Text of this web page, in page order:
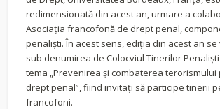
redimensionată din acest an, urmare a
Asociația francofonă de drept penal,
penaliști. În acest sens, ediția din acest an
sub denumirea de Colocviul Tinerilor
tema „Prevenirea și combaterea terorismului
drept penal”, fiind invitați să participe tinerii
francofoni.